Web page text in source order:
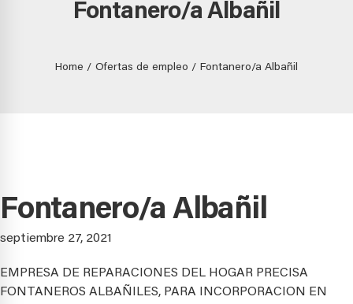
Fontanero/a Albañil
Home Ofertas de empleo Fontanero/a Albañil
Fontanero/a Albañil
septiembre 27, 2021
EMPRESA DE REPARACIONES DEL HOGAR PRECISA
FONTANEROS ALBAÑILES, PARA INCORPORACION EN